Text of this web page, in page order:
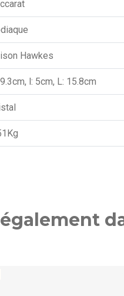
Hawkes
l: 5cm, L: 15.8cm